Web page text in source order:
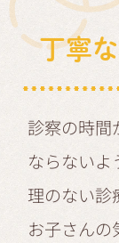
丁寧な
診察の時間
ならない
理のない診
お子さん